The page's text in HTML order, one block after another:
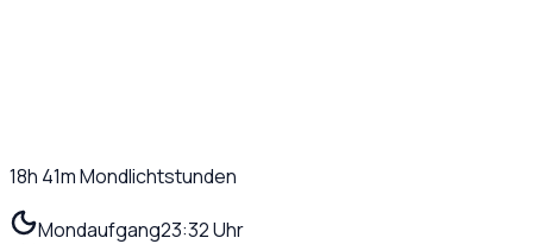
18h 41mMondlichtstunden
Mondaufgang23:32 Uhr